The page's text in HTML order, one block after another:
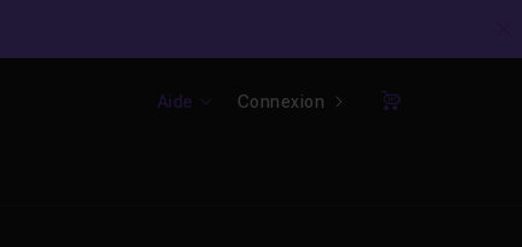
Aide Connexion
Panier